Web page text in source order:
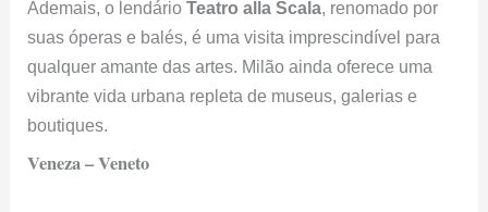
Ademais, o lendárioTeatro alla Scala, renomado por
suas óperas e balés, é uma visita imprescindível para
qualquer amante das artes. Milão ainda oferece uma
vibrante vida urbana repleta de museus, galerias e
boutiques.
Veneza – Veneto